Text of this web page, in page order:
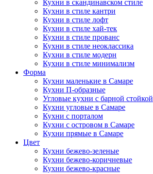
Кухни в скандинавском стиле
Кухни в стиле кантри
Кухни в стиле лофт
Кухни в стиле хай-тек
Кухни в стиле прованс
Кухни в стиле неоклассика
Кухни в стиле модерн
Кухни в стиле минимализм
Форма
Кухни маленькие в Самаре
Кухни П-образные
Угловые кухни с барной стойкой
Кухни угловые в Самаре
Кухни с порталом
Кухни с островом в Самаре
Кухни прямые в Самаре
Цвет
Кухни бежево-зеленые
Кухни бежево-коричневые
Кухни бежево-красные